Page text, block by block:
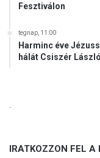
Fesztiválon
tegnap, 11:00
Harminc éve
hálát Csiszér László
.
IRATKOZZON FEL A